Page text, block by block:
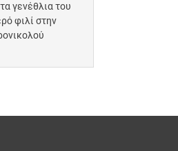
γενέθλια του
φιλί στην